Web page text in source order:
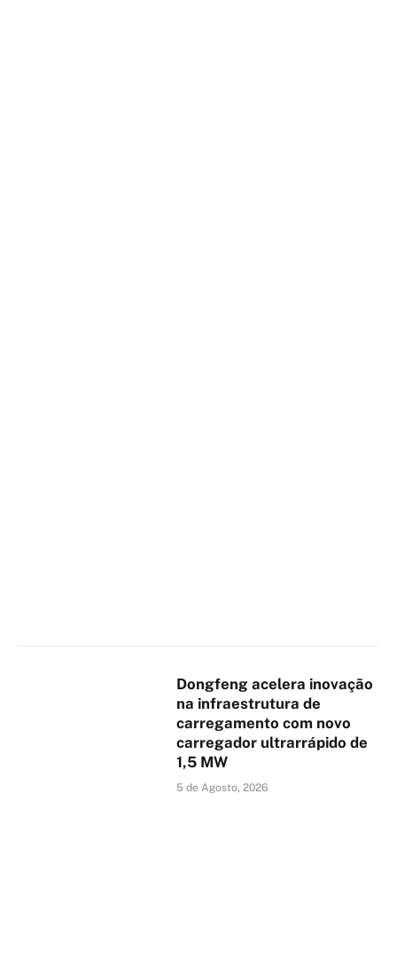
Dongfeng acelera inovação
na infraestrutura de
carregamento com novo
carregador ultrarrápido de
1,5 MW
5 de Agosto, 2026